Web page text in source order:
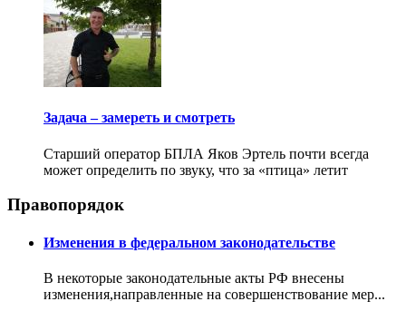
Задача – замереть и смотреть
Старший оператор БПЛА Яков Эртель почти всегда
может определить по звуку, что за «птица» летит
Правопорядок
Изменения в федеральном законодательстве
В некоторые законодательные акты РФ внесены
изменения,направленные на совершенствование мер...